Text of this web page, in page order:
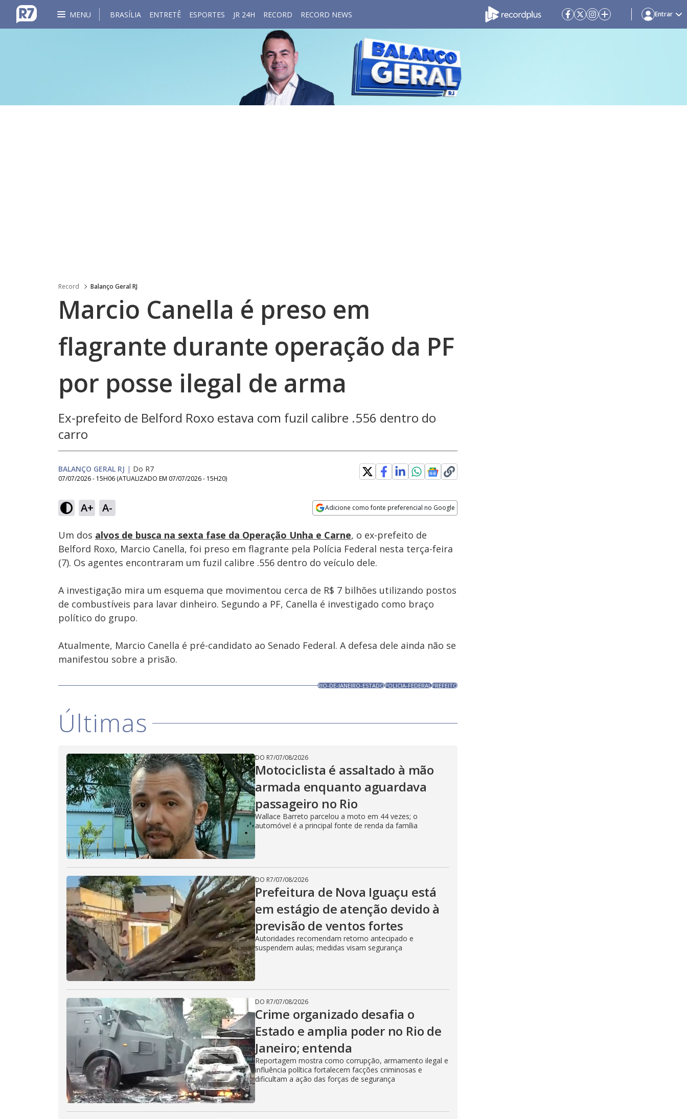
MENU BRASÍLIA ENTRETÊ ESPORTES JR 24H RECORD RECORD NEWS Entrar
Record Balanço Geral RJ
Marcio Canella é preso em
flagrante durante operação da PF
por posse ilegal de arma
Ex-prefeito de Belford Roxo estava com fuzil calibre .556 dentro do
carro
BALANÇO GERAL RJ | Do R7
07/07/2026 - 15H06 (ATUALIZADO EM 07/07/2026 - 15H20)
A+ A- Adicione como fonte preferencial no Google
Ativar
Som
Velocidade
Um dos alvos de busca na sexta fase da Operação Unha e Carne, o ex-prefeito de
Belford Roxo, Marcio Canella, foi preso em flagrante pela Polícia Federal nesta terça-feira
(7). Os agentes encontraram um fuzil calibre .556 dentro do veículo dele.
A investigação mira um esquema que movimentou cerca de R$ 7 bilhões utilizando postos
de combustíveis para lavar dinheiro. Segundo a PF, Canella é investigado como braço
político do grupo.
Atualmente, Marcio Canella é pré-candidato ao Senado Federal. A defesa dele ainda não se
manifestou sobre a prisão.
RIO-DE-JANEIRO-ESTADOPOLICIA-FEDERALPREFEITO
Últimas
DO R7/07/08/2026
Motociclista é assaltado à mão
armada enquanto aguardava
passageiro no Rio
Wallace Barreto parcelou a moto em 44 vezes; o
automóvel é a principal fonte de renda da família
DO R7/07/08/2026
Prefeitura de Nova Iguaçu está
em estágio de atenção devido à
previsão de ventos fortes
Autoridades recomendam retorno antecipado e
suspendem aulas; medidas visam segurança
DO R7/07/08/2026
Crime organizado desafia o
Estado e amplia poder no Rio de
Janeiro; entenda
Reportagem mostra como corrupção, armamento ilegal e
influência política fortalecem facções criminosas e
dificultam a ação das forças de segurança